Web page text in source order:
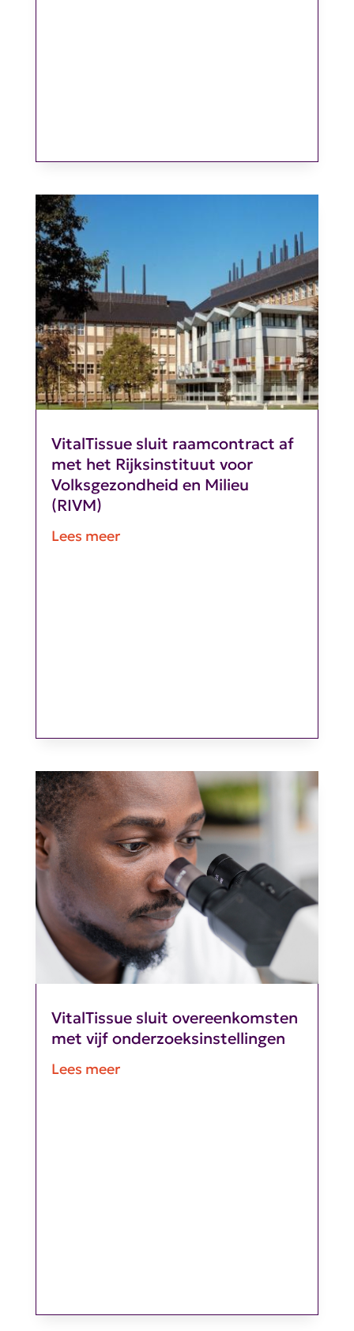
VitalTissue sluit raamcontract af
met het Rijksinstituut voor
Volksgezondheid en Milieu
(RIVM)
Lees meer
VitalTissue sluit overeenkomsten
met vijf onderzoeksinstellingen
Lees meer